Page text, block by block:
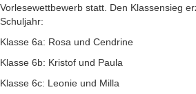
Vorlesewettbewerb statt. Den Klassensieg
Schuljahr:
Klasse 6a: Rosa und Cendrine
Klasse 6b: Kristof und Paula
Klasse 6c: Leonie und Milla